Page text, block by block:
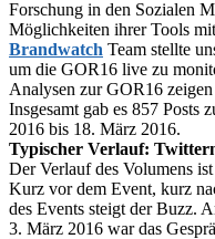
Forschung in den Sozialen
Möglichkeiten ihrer Tools
Brandwatch Team stellte
um die GOR16 live zu
Analysen zur GOR16
Insgesamt gab es 857 Posts
2016 bis 18. März 2016.
Typischer Verlauf:
Der Verlauf des Volumens
Kurz vor dem Event, kurz
des Events steigt der Buzz.
3. März 2016 war das